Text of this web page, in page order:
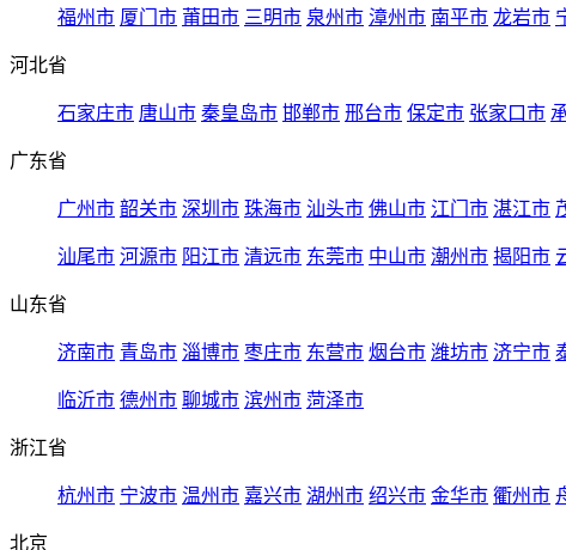
福州市 厦门市 莆田市 三明市 泉州市 漳州市 南平市 龙岩市
河北省
石家庄市 唐山市 秦皇岛市 邯郸市 邢台市 保定市 张家口市
广东省
广州市 韶关市 深圳市 珠海市 汕头市 佛山市 江门市 湛江市
汕尾市 河源市 阳江市 清远市 东莞市 中山市 潮州市 揭阳市
山东省
济南市 青岛市 淄博市 枣庄市 东营市 烟台市 潍坊市 济宁市
临沂市 德州市 聊城市 滨州市 菏泽市
浙江省
杭州市 宁波市 温州市 嘉兴市 湖州市 绍兴市 金华市 衢州市
北京